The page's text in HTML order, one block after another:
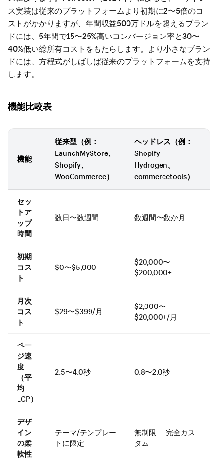
ス実装は従来のプラットフォームより初期に2〜5倍のコ
ストがかかりますが、年間収益500万ドルを超えるブラン
ドには、5年間で15〜25%高いコンバージョン率と30〜
40%低い総所有コストをもたらします。より小さなブラン
ドには、方程式がしばしば従来のプラットフォームを支持
します。
機能比較表
機能
従来型（例：
LaunchMyStore、
Shopify、
WooCommerce）
ヘッドレス（例：
Shopify
Hydrogen、
commercetools）
セッ
トア
ップ
時間
数日〜数週間 数週間〜数か月
初期
コス
ト
$0〜$5,000
$20,000〜
$200,000+
月次
コス
ト
$29〜$399/月
$2,000〜
$20,000+/月
ペー
ジ速
度
（平
均
LCP）
2.5〜4.0秒 0.8〜2.0秒
デザ
イン
の柔
軟性
テーマ/テンプレー
トに限定
無制限 — 完全カス
タム